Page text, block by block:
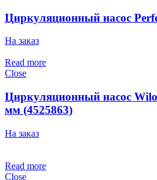
Циркуляционный насос
На заказ
Read more
Close
Циркуляционный насос
мм (4525863)
На заказ
Read more
Close